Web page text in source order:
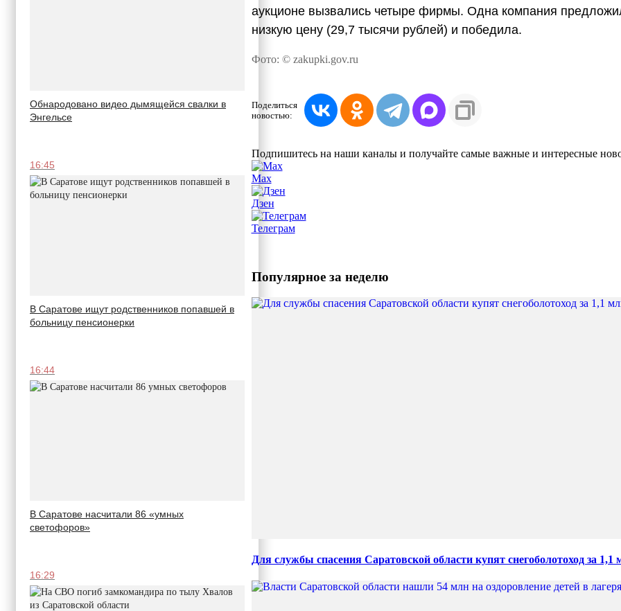
Обнародовано видео дымящейся свалки в
Энгельсе
16:45
В Саратове ищут родственников попавшей в
больницу пенсионерки
16:44
В Саратове насчитали 86 «умных
светофоров»
16:29
аукционе вызвались четыре фирмы. Одна компания
низкую цену (29,7 тысячи рублей) и победила.
Фото: © zakupki.gov.ru
Поделиться
новостью:
Подпишитесь на наши каналы и получайте самые важные и интересные
Max
Дзен
Телеграм
Популярное за неделю
Для службы спасения Саратовской области купят снегоболотоход за 1,1